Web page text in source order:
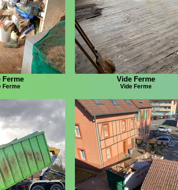
Ferme
Ferme
Vide Ferme
Vide Ferme